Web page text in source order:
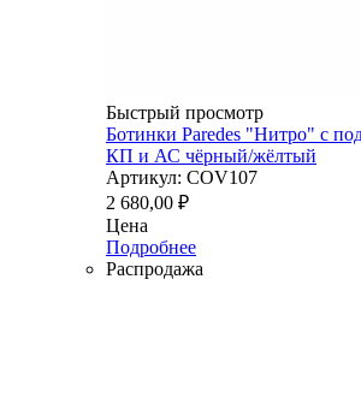
Быстрый просмотр
Ботинки Paredes "Нитро" с
КП и АС чёрный/жёлтый
Артикул: COV107
2 680,00 ₽
Цена
Подробнее
Распродажа